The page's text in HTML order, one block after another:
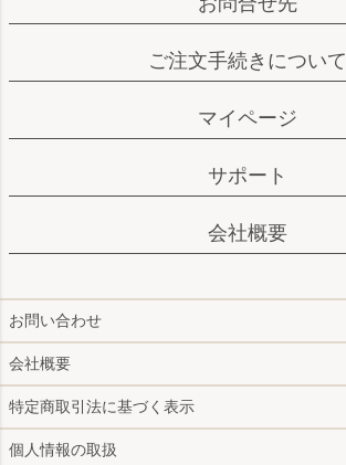
ご注文手続きについて
マイページ
サポート
会社概要
お問い合わせ
会社概要
特定商取引法に基づく表示
個人情報の取扱